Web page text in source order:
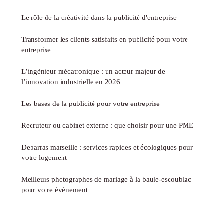
Le rôle de la créativité dans la publicité d'entreprise
Transformer les clients satisfaits en publicité pour votre
entreprise
L’ingénieur mécatronique : un acteur majeur de
l’innovation industrielle en 2026
Les bases de la publicité pour votre entreprise
Recruteur ou cabinet externe : que choisir pour une PME
Debarras marseille : services rapides et écologiques pour
votre logement
Meilleurs photographes de mariage à la baule-escoublac
pour votre événement